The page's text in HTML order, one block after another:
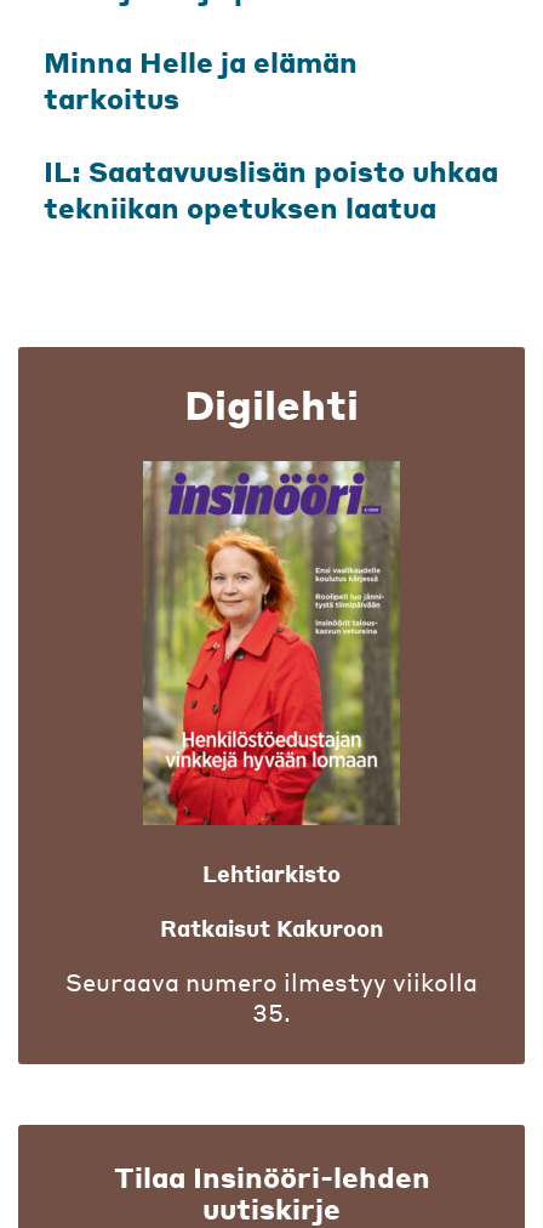
Minna Helle ja elämän
tarkoitus
IL: Saatavuuslisän poisto uhkaa
tekniikan opetuksen laatua
Digilehti
Lehtiarkisto
Ratkaisut Kakuroon
Seuraava numero ilmestyy viikolla
35.
Tilaa Insinööri-lehden
uutiskirje